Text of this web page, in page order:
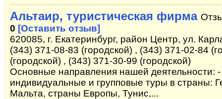
Альтаир, туристическая фирма
0 [Оставить отзыв]
620085, г. Екатеринбург, район Центр, ул.
(343) 371-08-83 (городской) , (343) 371-02-84
(городской) , (343) 371-30-99 (городской)
Основные направления нашей деятельности: -
индивидуальные и групповые туры в страны:
Мальта, страны Европы, Тунис,...